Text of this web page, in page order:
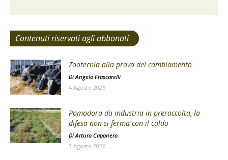
Contenuti riservati agli abbonati
Zootecnia alla prova del cambiamento
DiAngelo Frascarelli
4 Agosto 2026
Pomodoro da industria in preraccolta, la
difesa non si ferma con il caldo
Di Arturo Caponero
3 Agosto 2026